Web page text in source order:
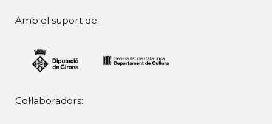
Amb el suport de:
Col·laboradors: